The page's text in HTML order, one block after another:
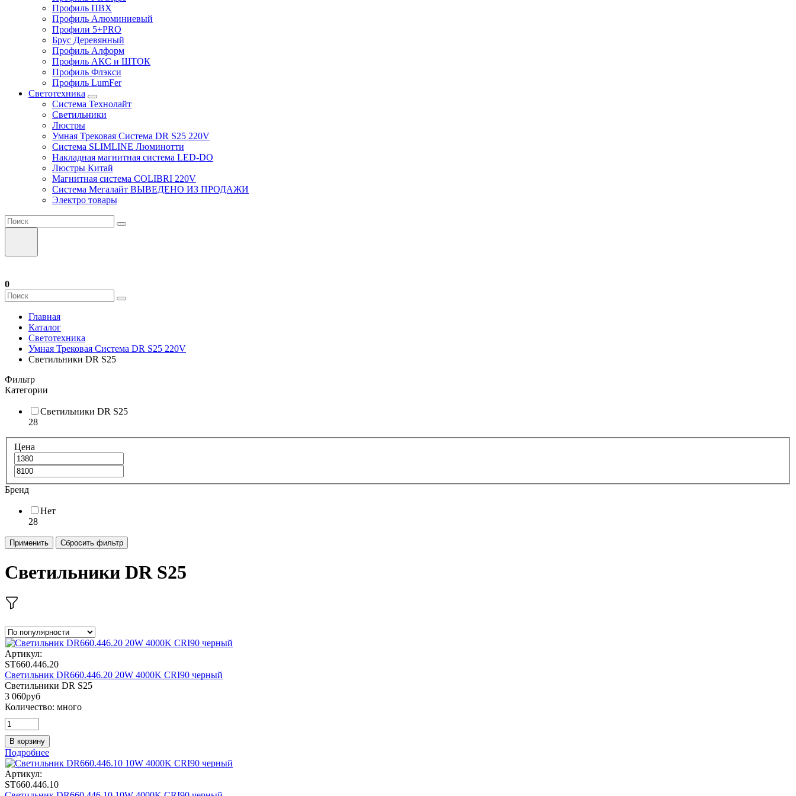
Профиль ПВХ
Профиль Алюминиевый
Профили 5+PRO
Брус Деревянный
Профиль Алформ
Профиль АКС и ШТОК
Профиль Флэкси
Профиль LumFer
Светотехника
Система Технолайт
Светильники
Люстры
Умная Трековая Система DR S25 220V
Система SLIMLINE Люминотти
Накладная магнитная система LED-DO
Люстры Китай
Магнитная система COLIBRI 220V
Система Мегалайт ВЫВЕДЕНО ИЗ ПРОДАЖИ
Электро товары
0
Главная
Каталог
Светотехника
Умная Трековая Система DR S25 220V
Светильники DR S25
Фильтр
Категории
Светильники DR S25
28
Цена
Бренд
Нет
28
Применить Сбросить фильтр
Светильники DR S25
Артикул:
ST660.446.20
Светильник DR660.446.20 20W 4000K CRI90 черный
Светильники DR S25
3 060руб
Количество: много
В корзину
Подробнее
Артикул:
ST660.446.10